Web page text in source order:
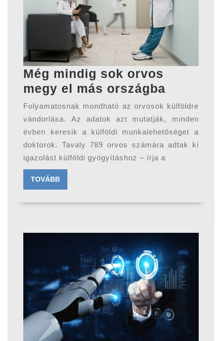
Még mindig sok orvos
megy el más országba
mindig
sok
orvos
megy
el
Folyamatosnak mondható az orvosok külföldre
vándorlása. Az adatok azt mutatják, minden
évben keresik a külföldi munkalehetőséget a
doktorok. Tavaly 789 orvos számára adtak ki
igazolást külföldi gyógyításhoz – írja a
TOVÁBBTOVÁBB